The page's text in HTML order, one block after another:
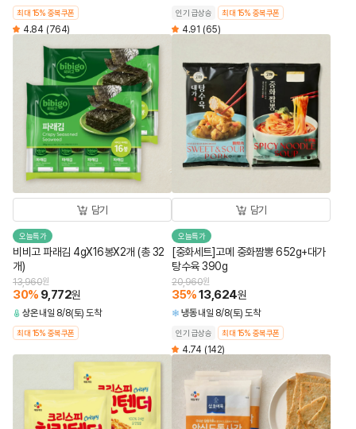
최대 15% 중복쿠폰
4.84 (764)
인기 급상승 최대 15% 중복쿠폰
4.91 (65)
담기
오늘특가
비비고 파래김 4gX16봉X2개 (총 32
개)
13,960원
30% 9,772원
상온 내일 8/8(토) 도착
최대 15% 중복쿠폰
담기
오늘특가
[중화세트]고메 중화짬뽕 652g+대가
탕수육 390g
20,960원
35%13,624원
냉동 내일 8/8(토) 도착
인기 급상승 최대 15% 중복쿠폰
4.74 (142)